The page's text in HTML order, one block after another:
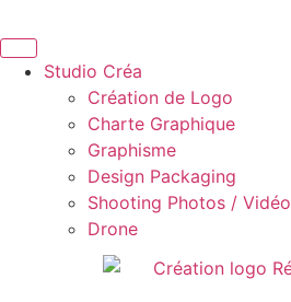
Studio Créa
Création de Logo
Charte Graphique
Graphisme
Design Packaging
Shooting Photos / Vidéo
Drone